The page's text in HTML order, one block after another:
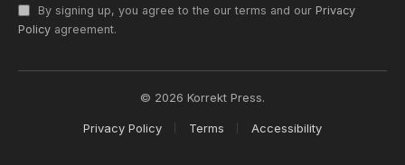
By signing up, you agree to the our terms and our Privacy
Policy agreement.
© 2026 Korrekt Press.
Privacy Policy Terms Accessibility